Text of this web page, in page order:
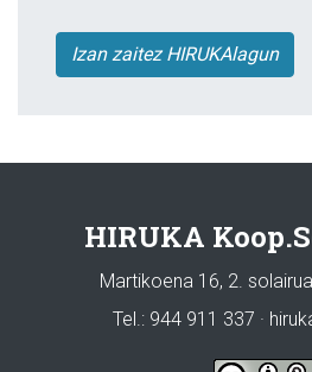
Izan zaitez HIRUKAlagun
HIRUKA
Martikoena 16, 2.
Tel.: 944 911 337 ·